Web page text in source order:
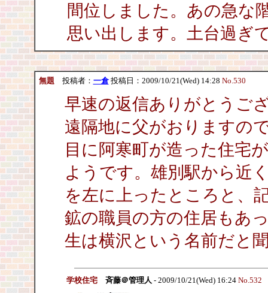
間位しました。あの急な
思い出します。土台過ぎ
無題 投稿者： 一倉投稿日：2009/10/21(Wed) 14:28 No.530
早速の返信ありがとうご
遠隔地に父がおりますの
目に阿寒町が造った住宅
ようです。雄別駅から近
を左に上ったところと、
鉱の職員の方の住居もあ
生は横沢という名前だと
学校住宅 斉藤＠管理人 - 2009/10/21(Wed) 16:24 No.532